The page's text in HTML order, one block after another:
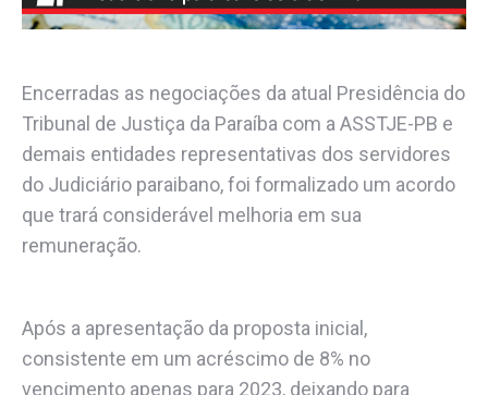
Encerradas as negociações da atual Presidência do
Tribunal de Justiça da Paraíba com a ASSTJE-PB e
demais entidades representativas dos servidores
do Judiciário paraibano, foi formalizado um acordo
que trará considerável melhoria em sua
remuneração.
Após a apresentação da proposta inicial,
consistente em um acréscimo de 8% no
vencimento apenas para 2023, deixando para